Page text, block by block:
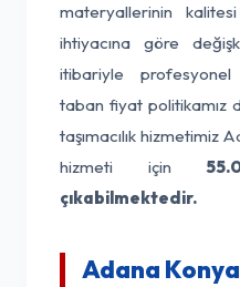
materyallerinin
ihtiyacına göre
itibariyle profesyonel
taban fiyat politikamız
taşımacılık hizmetimiz
hizmeti için
çıkabilmektedir.
Adana